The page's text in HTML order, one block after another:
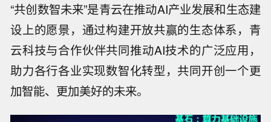
“共创数智未来”是青云在推动AI产业发展和生态建
设上的愿景，通过构建开放共赢的生态体系，青
云科技与合作伙伴共同推动AI技术的广泛应用，
助力各行各业实现数智化转型，共同开创一个更
加智能、更加美好的未来。